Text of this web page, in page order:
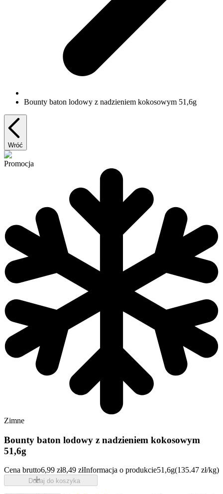
Bounty baton lodowy z nadzieniem kokosowym 51,6g
Wróć
Promocja
Zimne
Bounty baton lodowy z nadzieniem kokosowym
51,6g
Cena brutto6,99 zł8,49 złInformacja o produkcie51,6g(135.47 zł/kg)
Dodaj do koszyka